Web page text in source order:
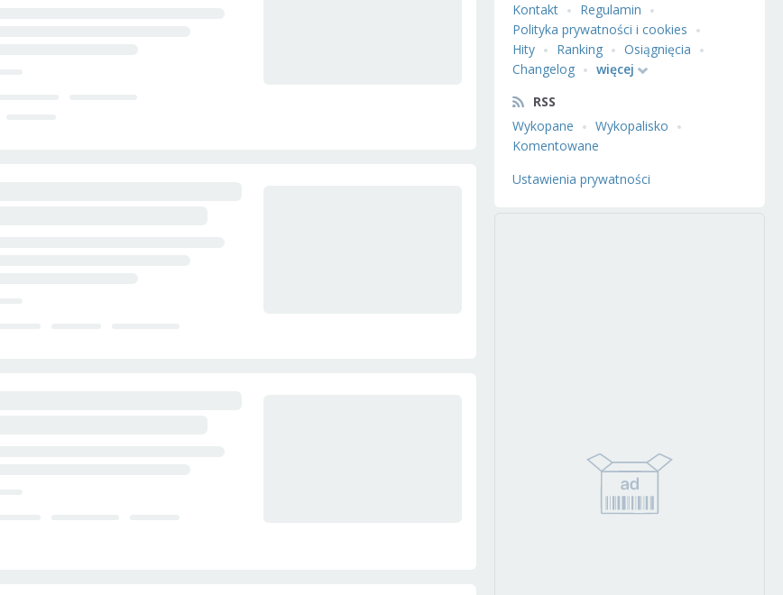
Kontakt
Regulamin
Polityka prywatności i cookies
Hity
Ranking
Osiągnięcia
Changelog
więcej
RSS
Wykopane
Wykopalisko
Komentowane
Ustawienia prywatności